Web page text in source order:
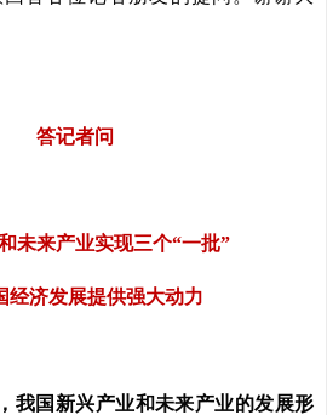
答记者问
未来产业实现三个“一批”
经济发展提供强大动力
我国新兴产业和未来产业的发展形